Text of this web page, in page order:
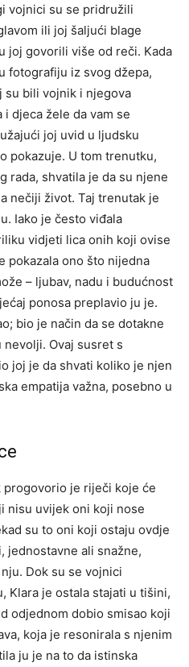
vojnici su se pridružili
ili joj šaljući blage
joj govorili više od reči. Kada
fotografiju iz svog džepa,
su bili vojnik i njegova
i djeca žele da vam se
joj uvid u ljudsku
pokazuje. U tom trenutku,
rada, shvatila je da su njene
nečiji život. Taj trenutak je
Iako je često viđala
vidjeti lica onih koji ovise
pokazala ono što nijedna
– ljubav, nadu i budućnost
ponosa preplavio ju je.
bio je način da se dotakne
nevolji. Ovaj susret s
joj je da shvati koliko je njen
empatija važna, posebno u
progovorio je riječi koje će
nisu uvijek oni koji nose
su to oni koji ostaju ovdje
jednostavne ali snažne,
Dok su se vojnici
Klara je ostala stajati u tišini,
odjednom dobio smisao koji
koja je resonirala s njenim
ju je na to da istinska